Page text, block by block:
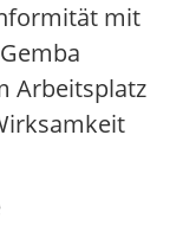
mit
Arbeitsplatz